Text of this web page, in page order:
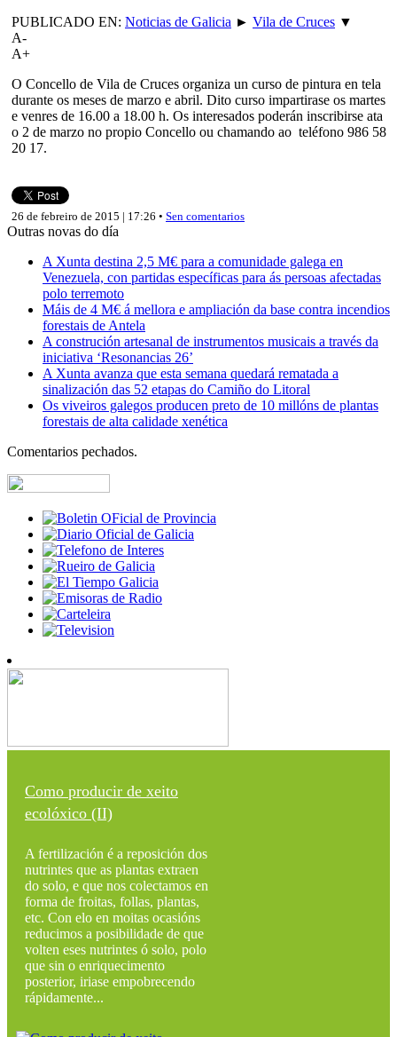
PUBLICADO EN: Noticias de Galicia ► Vila de Cruces ▼
A-
A+
O Concello de Vila de Cruces organiza un curso de pintura en tela
durante os meses de marzo e abril. Dito curso impartirase os martes
e venres de 16.00 a 18.00 h. Os interesados poderán inscribirse ata
o 2 de marzo no propio Concello ou chamando ao teléfono 986 58
20 17.
26 de febreiro de 2015 | 17:26 • Sen comentarios
Outras novas do día
A Xunta destina 2,5 M€ para a comunidade galega en
Venezuela, con partidas específicas para ás persoas afectadas
polo terremoto
Máis de 4 M€ á mellora e ampliación da base contra incendios
forestais de Antela
A construción artesanal de instrumentos musicais a través da
iniciativa ‘Resonancias 26’
A Xunta avanza que esta semana quedará rematada a
sinalización das 52 etapas do Camiño do Litoral
Os viveiros galegos producen preto de 10 millóns de plantas
forestais de alta calidade xenética
Comentarios pechados.
Como producir de xeito
ecolóxico (II)
A fertilización é a reposición dos
nutrintes que as plantas extraen
do solo, e que nos colectamos en
forma de froitas, follas, plantas,
etc. Con elo en moitas ocasións
reducimos a posibilidade de que
volten eses nutrintes ó solo, polo
que sin o enriquecimento
posterior, iriase empobrecendo
rápidamente...